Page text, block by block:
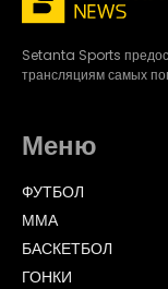
Setanta Sports
трансляциям самых
Меню
ФУТБОЛ
ММА
БАСКЕТБОЛ
ГОНКИ